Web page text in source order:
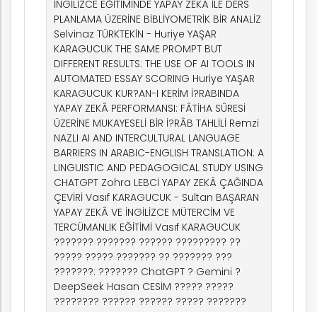
İNGİLİZCE EĞİTİMİNDE YAPAY ZEKÂ İLE DERS
PLANLAMA ÜZERİNE BİBLİYOMETRİK BİR ANALİZ
Selvinaz TÜRKTEKİN - Huriye YAŞAR
KARAGUCUK THE SAME PROMPT BUT
DIFFERENT RESULTS: THE USE OF AI TOOLS IN
AUTOMATED ESSAY SCORING Huriye YAŞAR
KARAGUCUK KUR?AN-I KERİM İ?RABINDA
YAPAY ZEKÂ PERFORMANSI: FÂTİHA SÛRESİ
ÜZERİNE MUKAYESELİ BİR İ?RÂB TAHLİLİ Remzi
NAZLI AI AND INTERCULTURAL LANGUAGE
BARRIERS IN ARABIC-ENGLISH TRANSLATION: A
LINGUISTIC AND PEDAGOGICAL STUDY USING
CHATGPT Zohra LEBCİ YAPAY ZEKÂ ÇAĞINDA
ÇEVİRİ Vasıf KARAGUCUK - Sultan BAŞARAN
YAPAY ZEKÂ VE İNGİLİZCE MÜTERCİM VE
TERCÜMANLIK EĞİTİMİ Vasıf KARAGUCUK
??????? ??????? ?????? ????????? ??
????? ????? ??????? ?? ??????? ???
???????: ??????? ChatGPT ? Gemini ?
DeepSeek Hasan CESİM ????? ?????
???????? ?????? ?????? ????? ???????